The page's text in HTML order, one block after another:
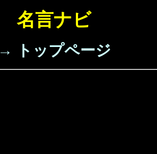
名言ナビ
→ トップページ